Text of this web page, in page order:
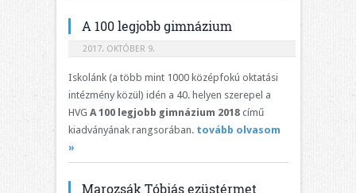
A 100 legjobb gimnázium
2017. OKTÓBER 9.
Iskolánk (a több mint 1000 középfokú oktatási
intézmény közül) idén a 40. helyen szerepel a
HVG A 100 legjobb gimnázium 2018című
kiadványának rangsorában. tovább olvasom
»
Marozsák Tóbiás ezüstérmet